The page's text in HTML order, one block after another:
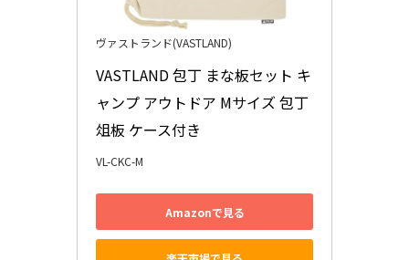
ヴァストランド(VASTLAND)
VASTLAND 包丁 まな板セット キ
ャンプ アウトドア Mサイズ 包丁
俎板 ケース付き
VL-CKC-M
Amazonで見る